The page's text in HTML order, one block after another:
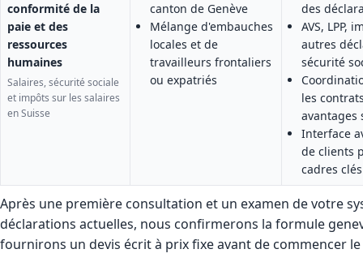
conformité de la
paie et des
ressources
humaines
Salaires, sécurité sociale
et impôts sur les salaires
en Suisse
canton de Genève
Mélange d'embauches
locales et de
travailleurs frontaliers
ou expatriés
des
AVS, LPP,
autres
sécurité
les
avantages
Interface
de clients
cadres clés
Après une première consultation et un examen de votre
déclarations actuelles, nous confirmerons la formule
fournirons un devis écrit à prix fixe avant de commencer